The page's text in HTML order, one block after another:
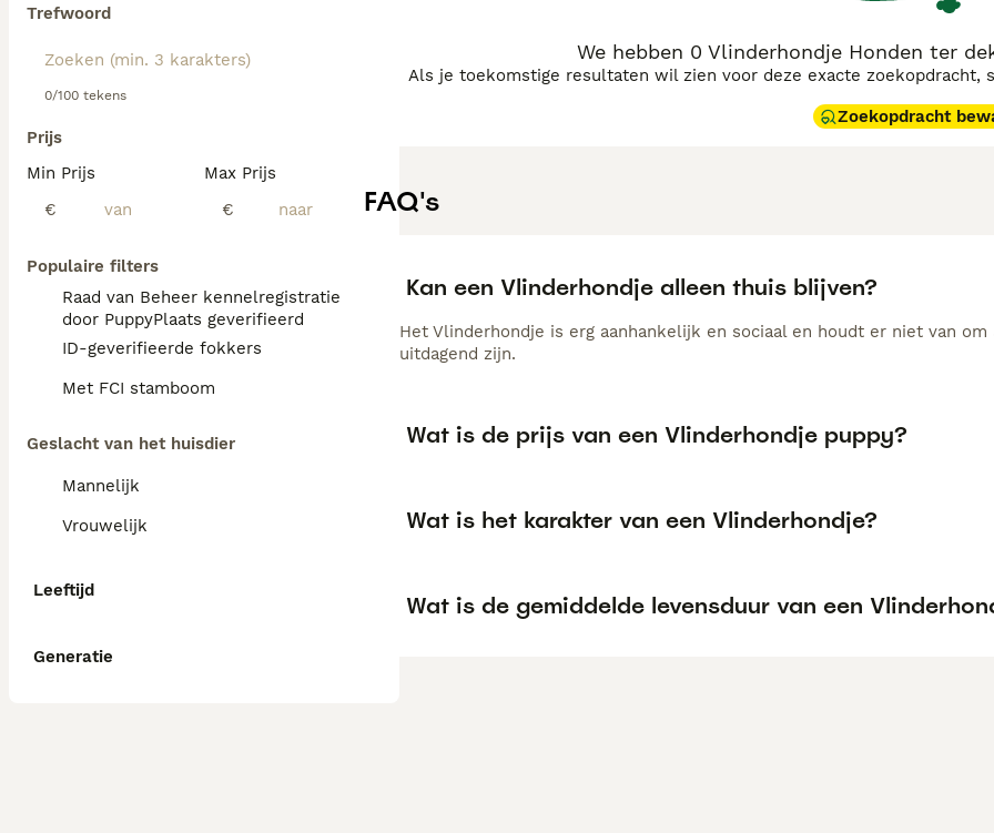
Trefwoord
0/100 tekens
Prijs
Min Prijs
€
Max Prijs
€
Populaire filters
Raad van Beheer kennelregistratie
door PuppyPlaats geverifieerd
ID-geverifieerde fokkers
Met FCI stamboom
Geslacht van het huisdier
Mannelijk
Vrouwelijk
Leeftijd
Generatie
We hebben 0 Vlinderhondje Honden ter
Als je toekomstige resultaten wil zien voor deze exacte zoekopdracht,
Zoekopdracht
FAQ's
Kan een Vlinderhondje alleen thuis blijven?
Het Vlinderhondje is erg aanhankelijk en sociaal en houdt er niet van
uitdagend zijn.
Wat is de prijs van een Vlinderhondje puppy?
Wat is het karakter van een Vlinderhondje?
Wat is de gemiddelde levensduur van een